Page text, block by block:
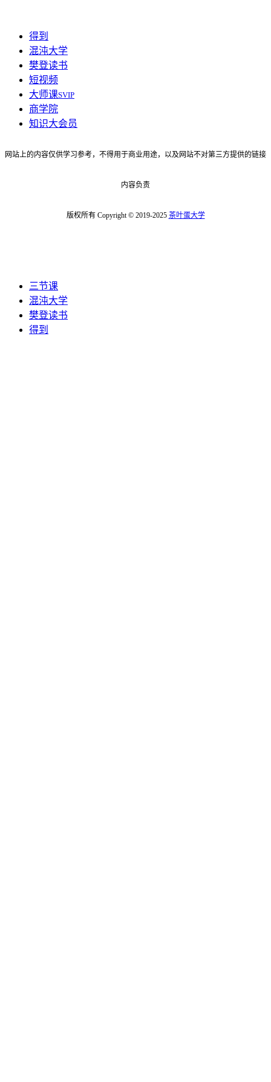
得到
混沌大学
樊登读书
短视频
大师课SVIP
商学院
知识大会员
网站上的内容仅供学习参考，不得用于商业用途，以及网站不对第三方提供的链接
内容负责
版权所有 Copyright © 2019-2025 茶叶蛋大学
三节课
混沌大学
樊登读书
得到